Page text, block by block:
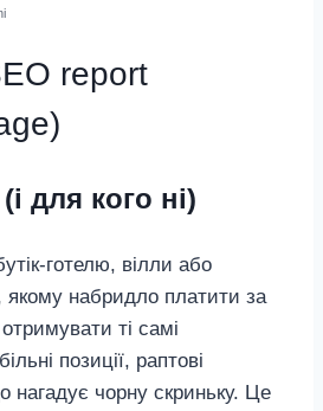
report
для кого ні)
вілли або
якому набридло платити за
ті самі
позиції, раптові
нагадує чорну скриньку. Це